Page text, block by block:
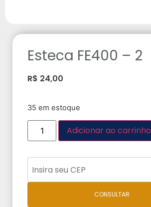
Esteca FE400 – 2
R$ 24,00
35 em estoque
Adicionar ao carrinho
CONSULTAR